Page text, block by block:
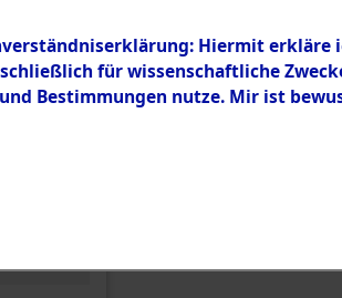
Hiermit erkläre
für wissenschaftliche
und Bestimmungen nutze. Mir ist